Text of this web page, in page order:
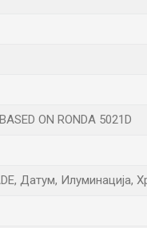
ON RONDA 5021D
Датум, Илуминација,